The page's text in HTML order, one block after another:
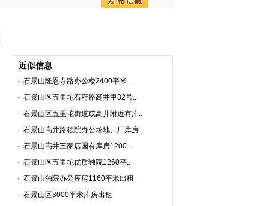
近似信息
· 石景山隆恩寺路办公楼2400平米..
· 石景山区五里坨石府路高井甲32号..
· 石景山区五里坨街道或高井附近有库..
· 石景山高井路独院办公场地、厂库房..
· 石景山高井三家店国有库房1200..
· 石景山区五里坨优质独院1260平..
· 石景山独院办公库房1160平米出租
· 石景山区3000平米库房出租